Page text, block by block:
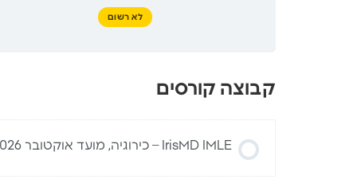
לא רשום
קבוצה קורסים
IrisMD IMLE – כירוגיה, מועד אוקטובר 2026